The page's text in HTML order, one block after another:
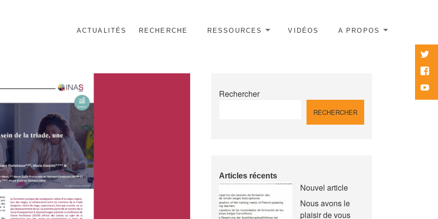
ACTUALITÉS RECHERCHE RESSOURCES VIDÉOS A PROPOS
Rechercher
RECHERCHER
Articles récents
Nouvel article
Nous avons le
plaisir de vous